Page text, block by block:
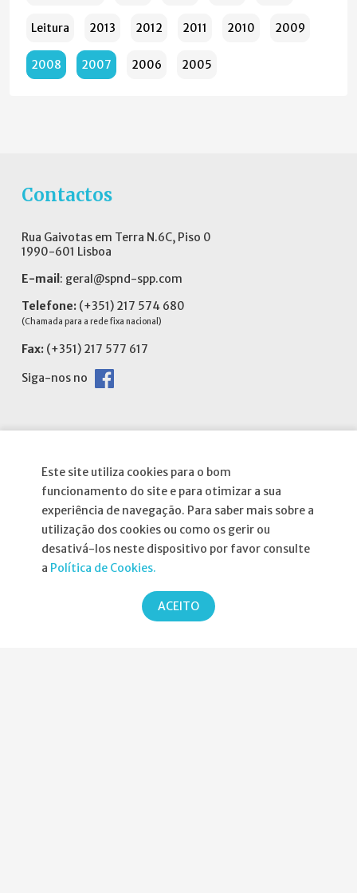
Este site utiliza cookies para o bom
funcionamento do site e para otimizar a sua
experiência de navegação. Para saber mais sobre a
utilização dos cookies ou como os gerir ou
desativá-los neste dispositivo por favor consulte
a Política de Cookies.
ACEITO
Leitura 2013 2012 2011 2010 2009
2008 2007 2006 2005
Contactos
Rua Gaivotas em Terra N.6C, Piso 0
1990-601 Lisboa
E-mail : geral@spnd-spp.com
Telefone: (+351) 217 574 680
(Chamada para a rede fixa nacional)
Fax: (+351) 217 577 617
Siga-nos no
Informações
Atribuição da Bolsa SPND
Agenda
Política de Privacidade